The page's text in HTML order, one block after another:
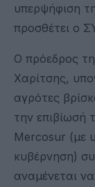
υπερψήφιση
προσθέτει ο
Ο πρόεδρος
Χαρίτσης,
αγρότες
την επιβίωσή
Mercosur (με
κυβέρνηση)
αναμένεται